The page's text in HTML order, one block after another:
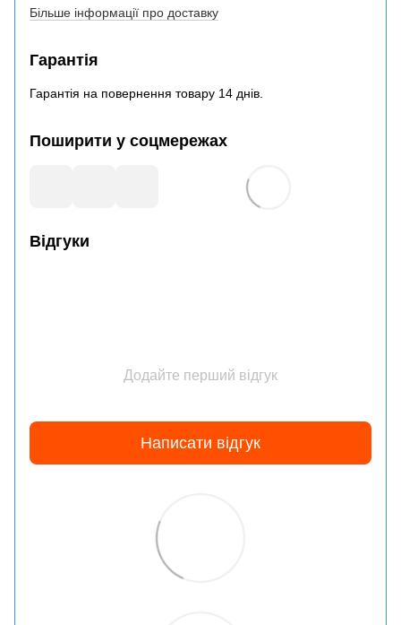
Більше інформації про доставку
Гарантія
Гарантія на повернення товару 14 днів.
Поширити у соцмережах
Відгуки
Додайте перший відгук
Написати відгук